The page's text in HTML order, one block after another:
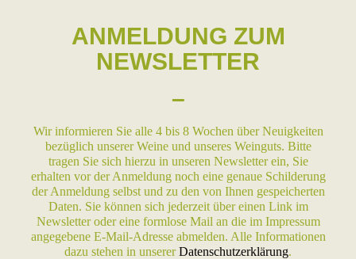
ANMELDUNG ZUM
NEWSLETTER
–
Wir informieren Sie alle 4 bis 8 Wochen über Neuigkeiten
bezüglich unserer Weine und unseres Weinguts. Bitte
tragen Sie sich hierzu in unseren Newsletter ein, Sie
erhalten vor der Anmeldung noch eine genaue Schilderung
der Anmeldung selbst und zu den von Ihnen gespeicherten
Daten. Sie können sich jederzeit über einen Link im
Newsletter oder eine formlose Mail an die im Impressum
angegebene E-Mail-Adresse abmelden. Alle Informationen
dazu stehen in unsererDatenschutzerklärung.